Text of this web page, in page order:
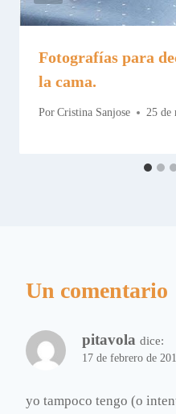
Fotografías para
la cama.
Por Cristina Sanjose 25 de
Un comentario
pitavola dice:
17 de febrero de
yo tampoco tengo (o